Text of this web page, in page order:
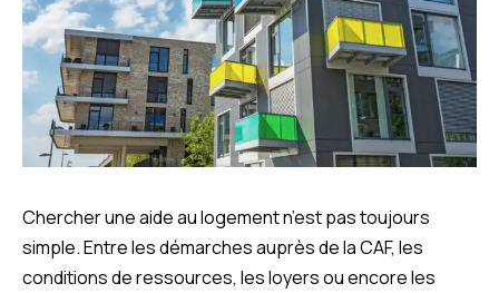
Chercher une aide au logement n’est pas toujours
simple. Entre les démarches auprès de la CAF, les
conditions de ressources, les loyers ou encore les